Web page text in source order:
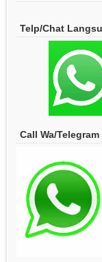
Telp/Chat
Call Wa/